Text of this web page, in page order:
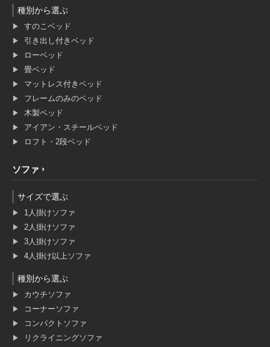
種別から選ぶ
すのこベッド
引き出し付きベッド
ローベッド
畳ベッド
マットレス付きベッド
フレームのみのベッド
木製ベッド
アイアン・スチールベッド
ロフト・2段ベッド
ソファ
サイズで選ぶ
1人掛けソファ
2人掛けソファ
3人掛けソファ
4人掛け以上ソファ
種別から選ぶ
カウチソファ
コーナーソファ
コンパクトソファ
リクライニングソファ